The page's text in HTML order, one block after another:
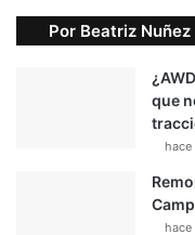
Por Beatriz Nuñez
que
hace
hace